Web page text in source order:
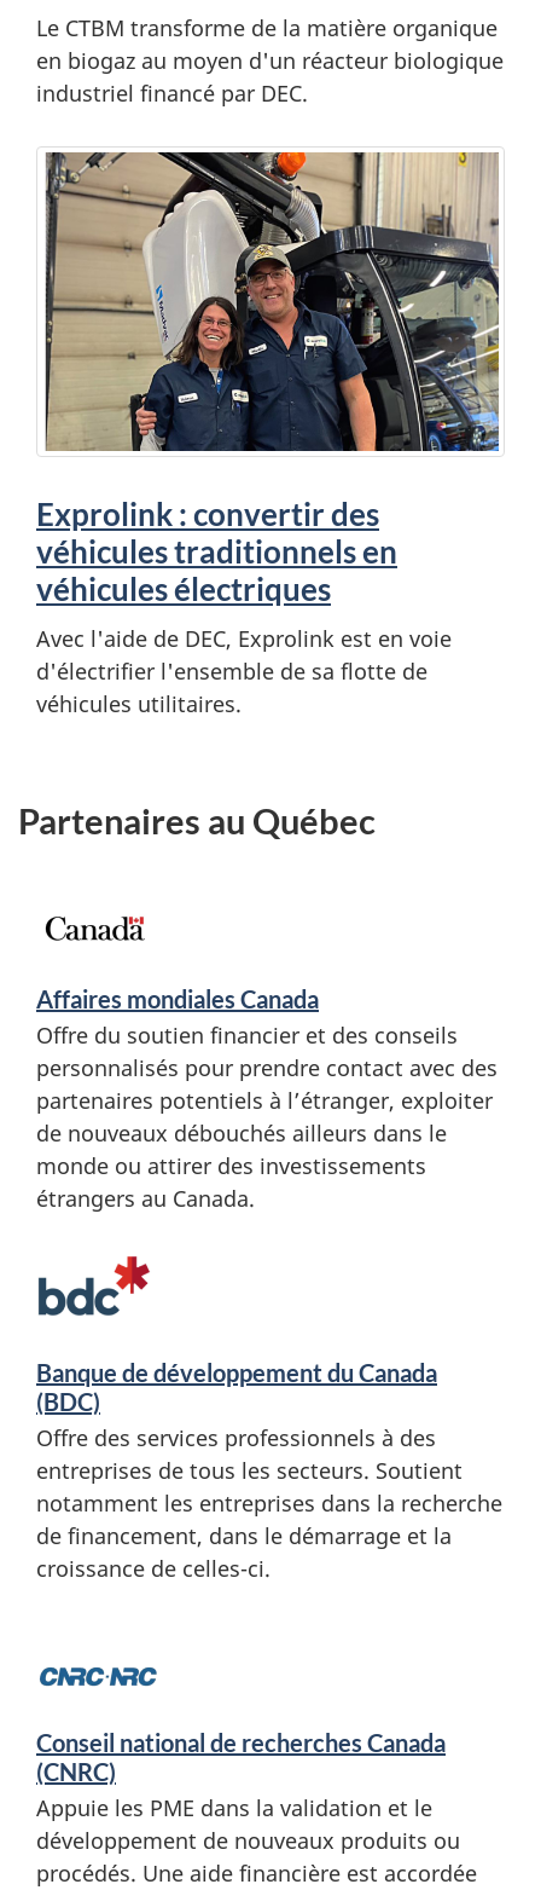
Le CTBM transforme de la matière organique
en biogaz au moyen d'un réacteur biologique
industriel financé par DEC.
Exprolink : convertir des
véhicules traditionnels en
véhicules électriques
Avec l'aide de DEC, Exprolink est en voie
d'électrifier l'ensemble de sa flotte de
véhicules utilitaires.
Partenaires au Québec
Affaires mondiales Canada
Offre du soutien financier et des conseils
personnalisés pour prendre contact avec des
partenaires potentiels à l’étranger, exploiter
de nouveaux débouchés ailleurs dans le
monde ou attirer des investissements
étrangers au Canada.
Banque de développement du Canada
(BDC)
Offre des services professionnels à des
entreprises de tous les secteurs. Soutient
notamment les entreprises dans la recherche
de financement, dans le démarrage et la
croissance de celles-ci.
Conseil national de recherches Canada
(CNRC)
Appuie les PME dans la validation et le
développement de nouveaux produits ou
procédés. Une aide financière est accordée